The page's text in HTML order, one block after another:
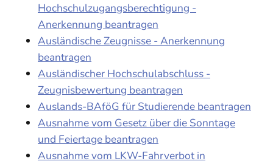
Hochschulzugangsberechtigung -
Anerkennung beantragen
Ausländische Zeugnisse - Anerkennung
beantragen
Ausländischer Hochschulabschluss -
Zeugnisbewertung beantragen
Auslands-BAföG für Studierende beantragen
Ausnahme vom Gesetz über die Sonntage
und Feiertage beantragen
Ausnahme vom LKW-Fahrverbot in